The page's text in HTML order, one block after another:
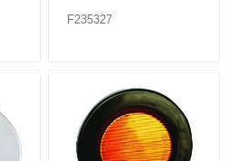
F235327